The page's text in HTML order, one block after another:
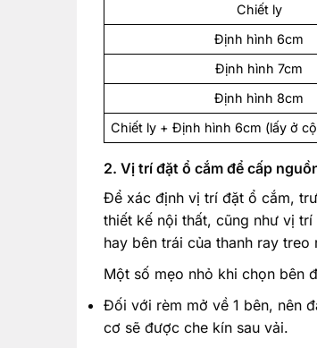
Chiết ly
Định hình 6cm
Định hình 7cm
Định hình 8cm
Chiết ly + Định hình 6cm (lấy ở
2. Vị trí đặt ổ cắm để cấp
Để xác định vị trí đặt ổ cắm,
thiết kế nội thất, cũng như vị
hay bên trái của thanh ray treo
Một số mẹo nhỏ khi chọn bên
Đối với rèm mở về 1 bên, nên
cơ sẽ được che kín sau vải.